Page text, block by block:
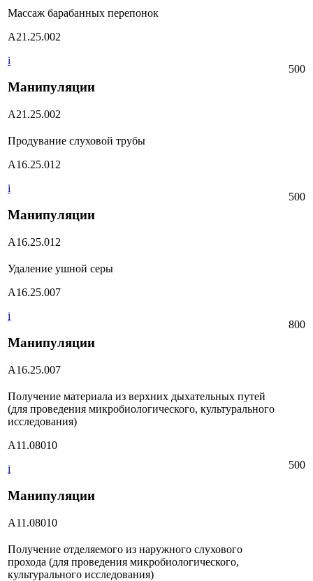
Массаж барабанных перепонок
А21.25.002
i
Манипуляции
А21.25.002
500
Продувание слуховой трубы
А16.25.012
i
Манипуляции
А16.25.012
500
Удаление ушной серы
А16.25.007
i
Манипуляции
А16.25.007
800
Получение материала из верхних дыхательных путей
(для проведения микробиологического, культурального
исследования)
А11.08010
i
Манипуляции
А11.08010
500
Получение отделяемого из наружного слухового
прохода (для проведения микробиологического,
культурального исследования)